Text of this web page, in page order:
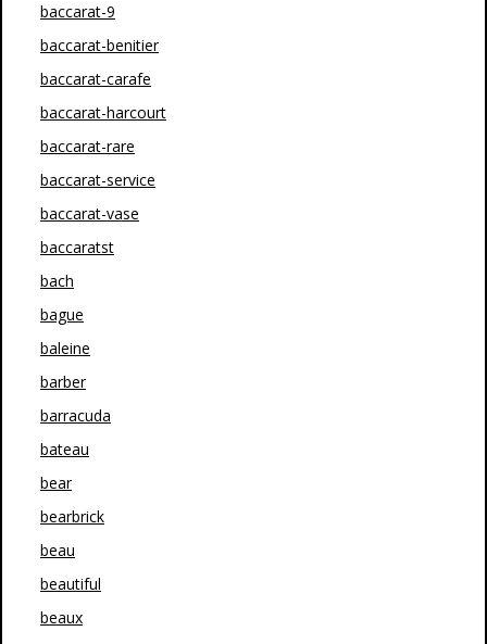
baccarat-9
baccarat-benitier
baccarat-carafe
baccarat-harcourt
baccarat-rare
baccarat-service
baccarat-vase
baccaratst
bach
bague
baleine
barber
barracuda
bateau
bear
bearbrick
beau
beautiful
beaux